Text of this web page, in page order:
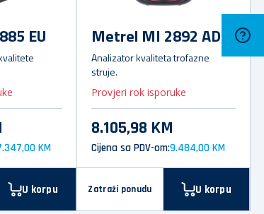
EU
KM
U korpu
Metrel MI 2892 AD
Analizator kvaliteta trofazne
struje.
Provjeri rok isporuke
8.105,98 KM
Cijena sa PDV-om:9.484,00 KM
Zatraži ponudu U korpu